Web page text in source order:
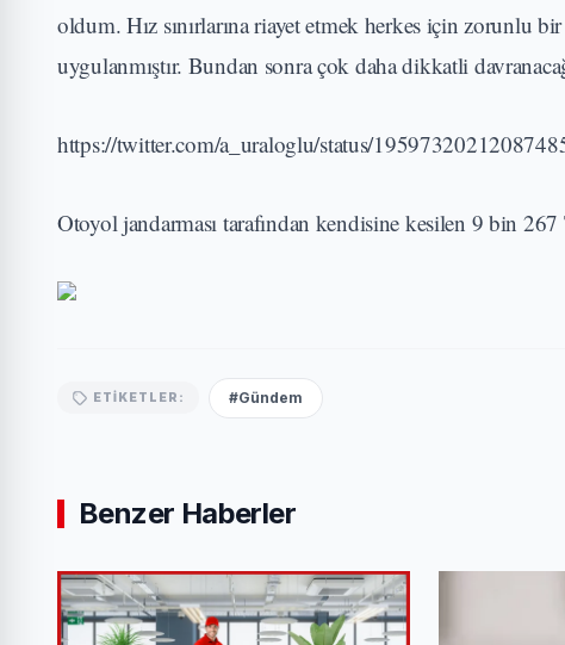
oldum. Hız sınırlarına riayet etmek herkes için zorunlu
uygulanmıştır. Bundan sonra çok daha dikkatli
https://twitter.com/a_uraloglu/status/
Otoyol jandarması tarafından kendisine kesilen 9 bin 267
ETIKETLER: #Gündem
Benzer Haberler